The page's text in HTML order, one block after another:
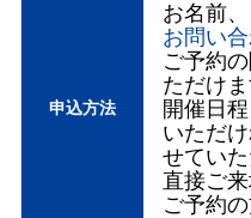
申込方法
お名前
お問い
ご予約
ただけま
開催日
いただ
せていた
直接ご
ご予約